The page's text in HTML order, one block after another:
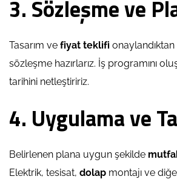
3. Sözleşme ve
Tasarım ve fiyat teklifi
sözleşme hazırlarız. İş programını
tarihini netleştiririz.
4. Uygulama ve
Belirlenen plana uygun şekilde
Elektrik, tesisat, dolap montajı ve